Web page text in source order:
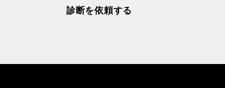
診断を依頼する